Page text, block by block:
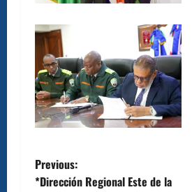
P
Previous:
*Dirección Regional Este de la